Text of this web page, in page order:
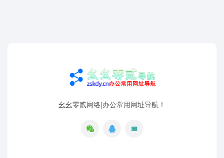
幺幺零贰网络|办公常用网址导航！